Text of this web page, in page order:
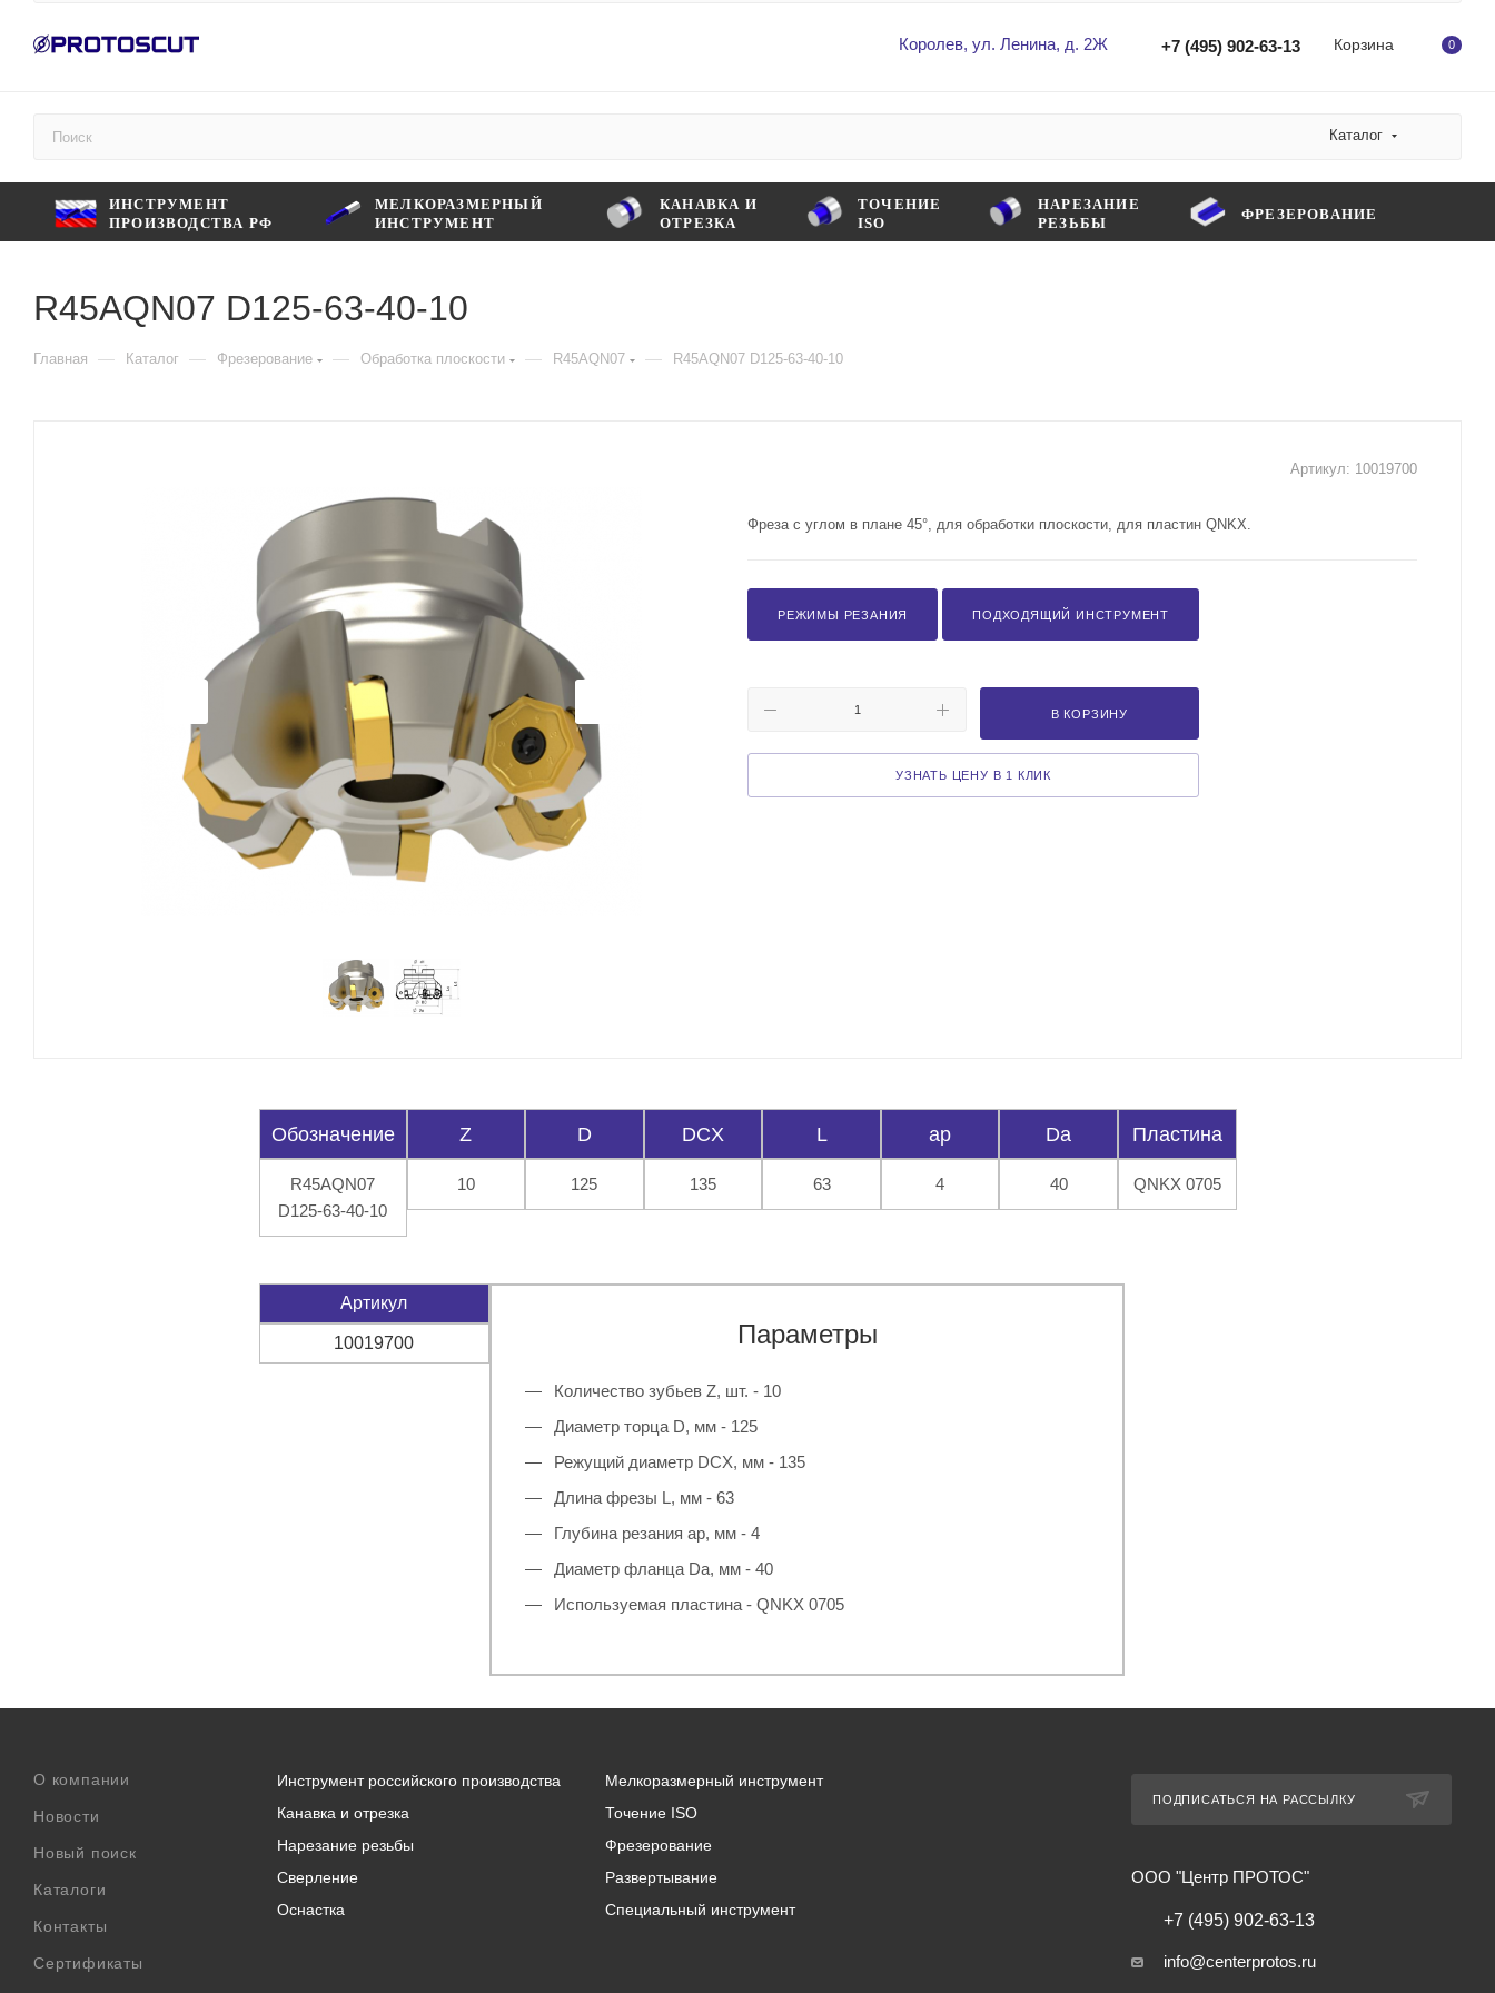
Королев, ул. Ленина, д. 2Ж +7 (495) 902-63-13 Корзина 0
Каталог
ИНСТРУМЕНТ
ПРОИЗВОДСТВА РФ
МЕЛКОРАЗМЕРНЫЙ
ИНСТРУМЕНТ
КАНАВКА И
ОТРЕЗКА
ТОЧЕНИЕ
ISO
НАРЕЗАНИЕ
РЕЗЬБЫ
ФРЕЗЕРОВАНИЕ
R45AQN07 D125-63-40-10
Главная — Каталог — Фрезерование — Обработка плоскости — R45AQN07 — R45AQN07 D125-63-40-10
Артикул: 10019700
Фреза с углом в плане 45°, для обработки плоскости, для пластин QNKX.
РЕЖИМЫ РЕЗАНИЯ ПОДХОДЯЩИЙ ИНСТРУМЕНТ
В КОРЗИНУ
УЗНАТЬ ЦЕНУ В 1 КЛИК
Обозначение
R45AQN07
D125-63-40-10
Z
10
D
125
DCX
135
L
63
ap
4
Da
40
Пластина
QNKX 0705
Артикул
10019700 Параметры
Количество зубьев Z, шт. - 10
Диаметр торца D, мм - 125
Режущий диаметр DCX, мм - 135
Длина фрезы L, мм - 63
Глубина резания ap, мм - 4
Диаметр фланца Da, мм - 40
Используемая пластина - QNKX 0705
О компании
Новости
Новый поиск
Каталоги
Контакты
Сертификаты
Инструмент российского производства
Мелкоразмерный инструмент
Канавка и отрезка
Точение ISO
Нарезание резьбы
Фрезерование
Сверление
Развертывание
Оснастка
Специальный инструмент
ПОДПИСАТЬСЯ НА РАССЫЛКУ
ООО "Центр ПРОТОС"
+7 (495) 902-63-13
info@centerprotos.ru